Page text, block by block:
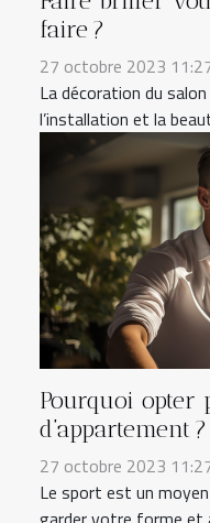
faire ?
27 octobre 2023
La décoration du
l’installation et la
Pourquoi
d’appartement ?
27 octobre 2023
Le sport est un